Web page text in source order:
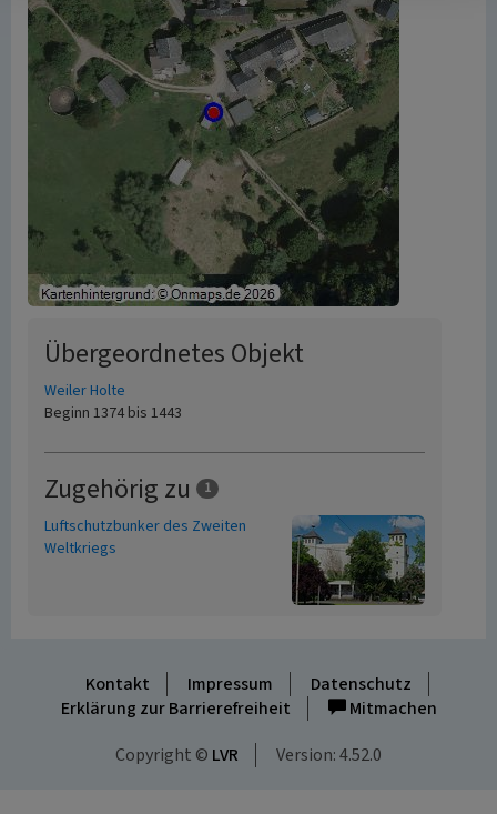
Übergeordnetes Objekt
Weiler Holte
Beginn 1374 bis 1443
Zugehörig zu 1
Luftschutzbunker des Zweiten
Weltkriegs
Kontakt Impressum
Datenschutz
Erklärung zur Barrierefreiheit
Mitmachen
Copyright © LVR Version: 4.52.0